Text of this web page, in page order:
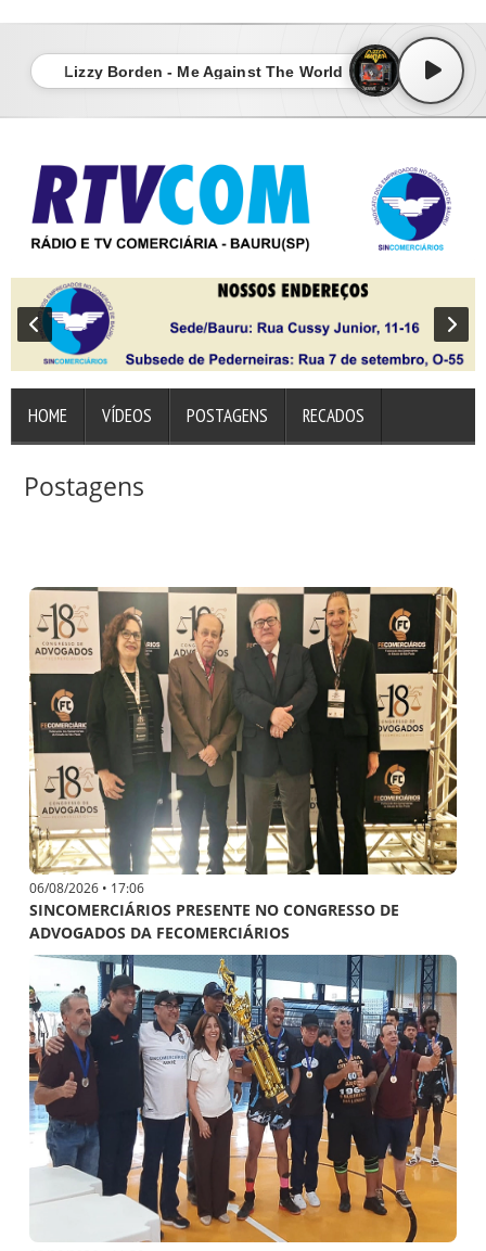
Lizzy Borden - Me Against The World
HOME VÍDEOS POSTAGENS RECADOS
Postagens
06/08/2026 • 17:06
SINCOMERCIÁRIOS PRESENTE NO CONGRESSO DE
ADVOGADOS DA FECOMERCIÁRIOS